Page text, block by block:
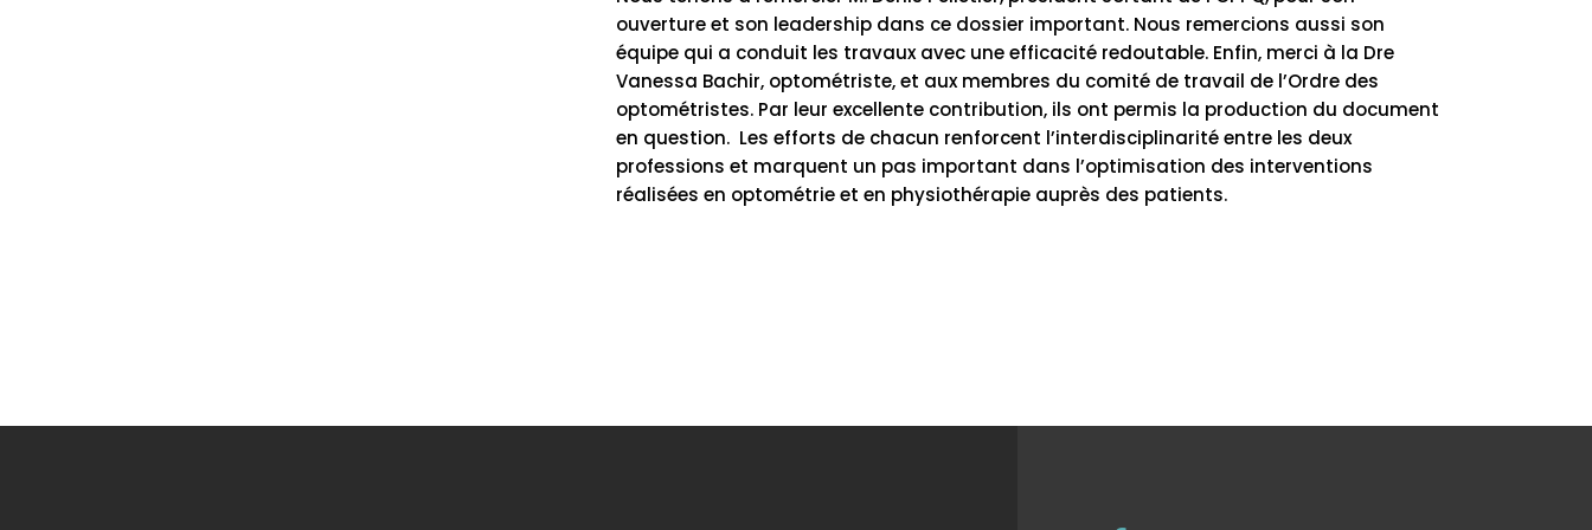
ouverture et son leadership dans ce dossier important. Nous remercions aussi son
équipe qui a conduit les travaux avec une efficacité redoutable. Enfin, merci à la Dre
Vanessa Bachir, optométriste, et aux membres du comité de travail de l’Ordre des
optométristes. Par leur excellente contribution, ils ont permis la production du document
en question. Les efforts de chacun renforcent l’interdisciplinarité entre les deux
professions et marquent un pas important dans l’optimisation des interventions
réalisées en optométrie et en physiothérapie auprès des patients.